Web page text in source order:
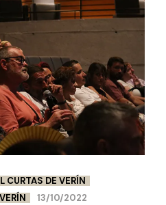
CURTAS DE VERÍN
13/10/2022